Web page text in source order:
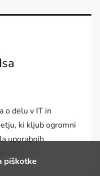
o delu v IT in
ki kljub ogromni
uporabnih
[…]
piškotke